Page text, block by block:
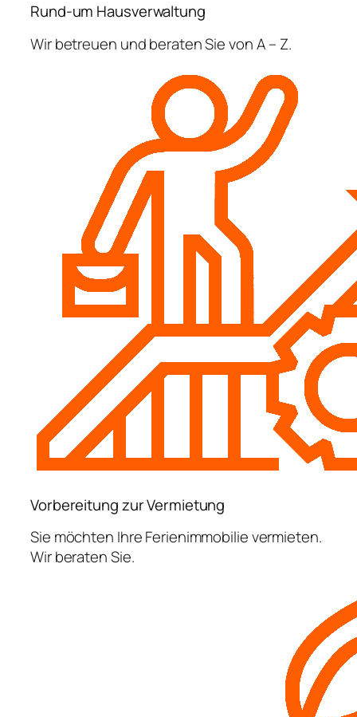
Rund-um Hausverwaltung
Wir betreuen und beraten Sie von A – Z.
Vorbereitung zur Vermietung
Sie möchten Ihre Ferienimmobilie vermieten.
Wir beraten Sie.